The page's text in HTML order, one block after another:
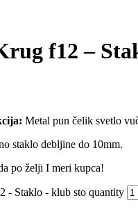
f12 –
Metal pun čelik svetlo
staklo debljine do 10mm.
po želji I meri kupca!
- Staklo - klub sto quantity